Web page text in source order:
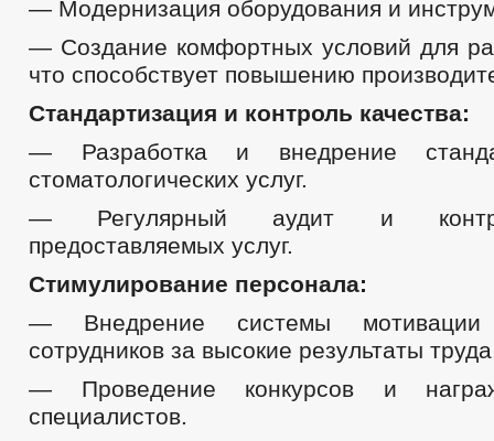
— Модернизация оборудования и
— Создание комфортных условий для
что способствует повышению
Стандартизация и контроль качества:
— Разработка и внедрение
стоматологических услуг.
— Регулярный аудит и
предоставляемых услуг.
Стимулирование персонала:
— Внедрение системы
сотрудников за высокие результаты
— Проведение конкурсов и
специалистов.